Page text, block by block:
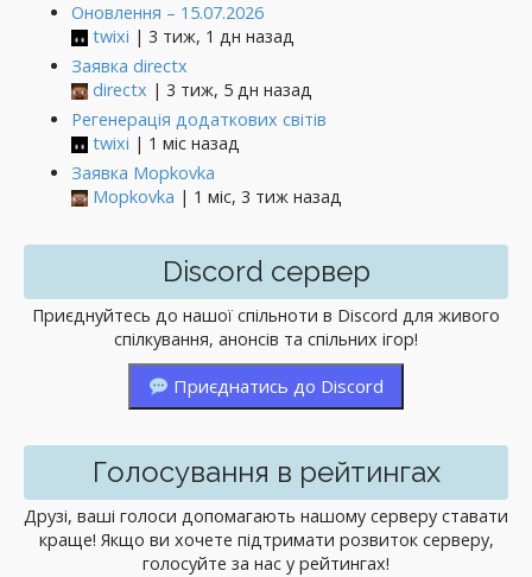
Оновлення – 15.07.2026
twixi | 3 тиж, 1 дн назад
Заявка directx
directx | 3 тиж, 5 дн назад
Регенерація додаткових світів
twixi | 1 міс назад
Заявка Mopkovka
Mopkovka | 1 міс, 3 тиж назад
Discord сервер
Приєднуйтесь до нашої спільноти в Discord для живого
спілкування, анонсів та спільних ігор!
Приєднатись до Discord
Голосування в рейтингах
Друзі, ваші голоси допомагають нашому серверу ставати
краще! Якщо ви хочете підтримати розвиток серверу,
голосуйте за нас у рейтингах!